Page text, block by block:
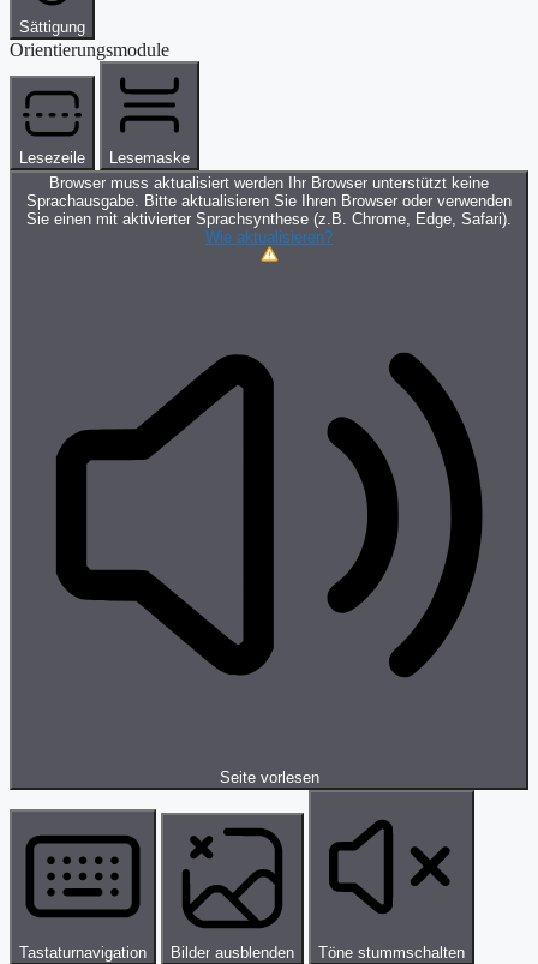
Sättigung
Orientierungsmodule
Lesezeile
Lesemaske
Browser muss aktualisiert werden
Ihr Browser unterstützt keine
Sprachausgabe. Bitte aktualisieren Sie Ihren Browser oder verwenden
Sie einen mit aktivierter Sprachsynthese (z.B. Chrome, Edge, Safari).
Wie aktualisieren?
Seite vorlesen
Tastaturnavigation Bilder ausblenden Töne stummschalten